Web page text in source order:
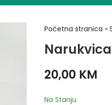
Početna stranica »
20,00 KM
Na Stanju